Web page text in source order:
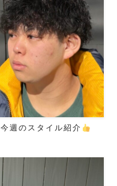
今週のスタイル紹介